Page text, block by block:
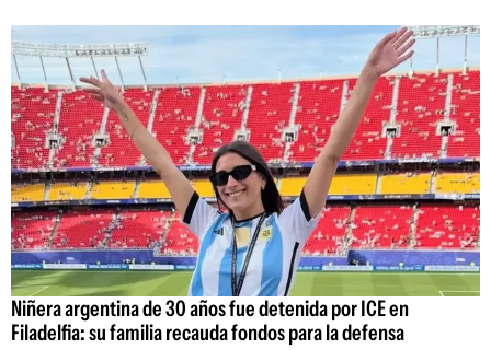
Niñera argentina de 30 años fue detenida por ICE en
Filadelfia: su familia recauda fondos para la defensa